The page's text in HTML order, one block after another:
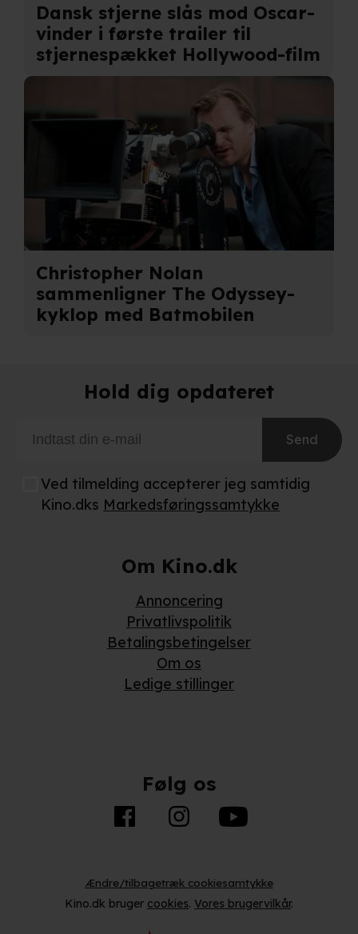
Dansk stjerne slås mod Oscar-
vinder i første trailer til
stjernespækket Hollywood-film
Christopher Nolan
sammenligner The Odyssey-
kyklop med Batmobilen
Hold dig opdateret
Send
Ved tilmelding accepterer jeg samtidig
Kino.dks Markedsføringssamtykke
Om Kino.dk
Annoncering
Privatlivspolitik
Betalingsbetingelser
Om os
Ledige stillinger
Følg os
Ændre/tilbagetræk cookiesamtykke
Kino.dk bruger cookies. Vores brugervilkår.